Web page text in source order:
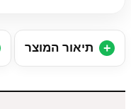
תיאור המוצר